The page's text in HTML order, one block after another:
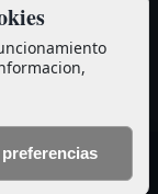
LinkedIn